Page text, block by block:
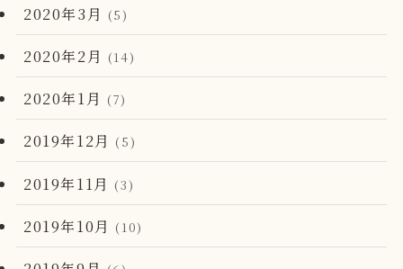
2020年3月 (5)
2020年2月 (14)
2020年1月 (7)
2019年12月 (5)
2019年11月 (3)
2019年10月 (10)